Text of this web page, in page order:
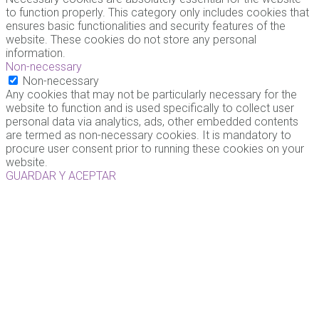
to function properly. This category only includes cookies that
ensures basic functionalities and security features of the
website. These cookies do not store any personal
information.
Non-necessary
Non-necessary
Any cookies that may not be particularly necessary for the
website to function and is used specifically to collect user
personal data via analytics, ads, other embedded contents
are termed as non-necessary cookies. It is mandatory to
procure user consent prior to running these cookies on your
website.
GUARDAR Y ACEPTAR